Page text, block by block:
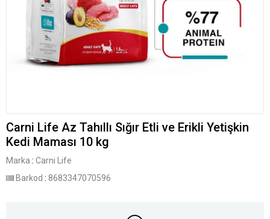
Carni Life Az Tahıllı Sığır Etli ve Erikli Yetişkin
Kedi Maması 10 kg
Marka : Carni Life
Barkod : 8683347070596